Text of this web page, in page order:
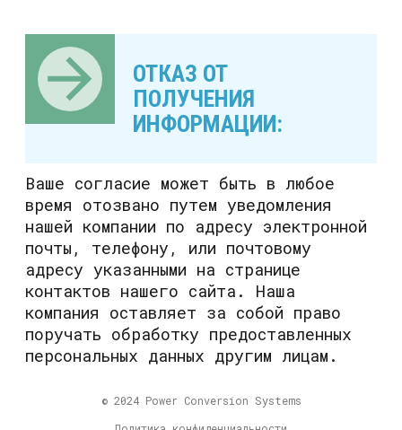
ОТКАЗ ОТ
ПОЛУЧЕНИЯ
ИНФОРМАЦИИ:
Ваше согласие может быть в любое
время отозвано путем уведомления
нашей компании по адресу электронной
почты, телефону, или почтовому
адресу указанными на странице
контактов нашего сайта. Наша
компания оставляет за собой право
поручать обработку предоставленных
персональных данных другим лицам.
© 2024 Power Conversion Systems